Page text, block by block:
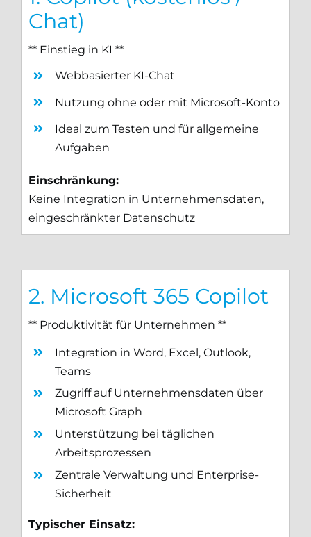
Chat)
** Einstieg in KI **
Webbasierter KI-Chat
Nutzung ohne oder mit Microsoft-Konto
Ideal zum Testen und für allgemeine
Aufgaben
Einschränkung:
Keine Integration in Unternehmensdaten,
eingeschränkter Datenschutz
2. Microsoft 365 Copilot
** Produktivität für Unternehmen **
Integration in Word, Excel, Outlook,
Teams
Zugriff auf Unternehmensdaten über
Microsoft Graph
Unterstützung bei täglichen
Arbeitsprozessen
Zentrale Verwaltung und Enterprise-
Sicherheit
Typischer Einsatz: